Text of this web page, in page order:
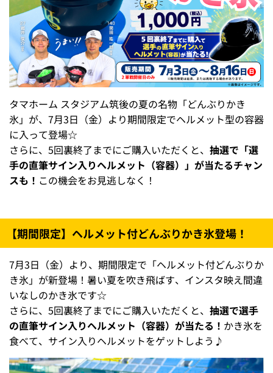
タマホーム スタジアム筑後の夏の名物「どんぶりかき
氷」が、7月3日（金）より期間限定でヘルメット型の容器
に入って登場☆
さらに、5回裏終了までにご購入いただくと、 抽選で「選
手の直筆サイン入りヘルメット（容器）」が当たるチャン
スも！ この機会をお見逃しなく！
【期間限定】ヘルメット付どんぶりかき氷登場！
7月3日（金）より、期間限定で「ヘルメット付どんぶりか
き氷」が新登場！暑い夏を吹き飛ばす、インスタ映え間違
いなしのかき氷です☆
さらに、5回裏終了までにご購入いただくと、 抽選で選手
の直筆サイン入りヘルメット（容器）が当たる！ かき氷を
食べて、サイン入りヘルメットをゲットしよう♪